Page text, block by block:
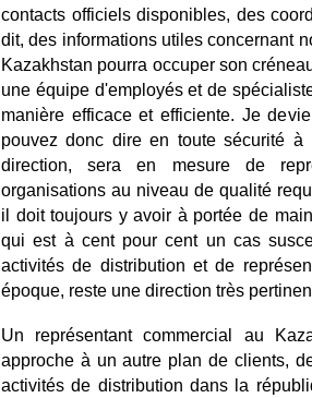
contacts officiels disponibles, des
dit, des informations utiles concernant
Kazakhstan pourra occuper son
une équipe d'employés et de
manière efficace et efficiente. Je
pouvez donc dire en toute sécurité
direction, sera en mesure de
organisations au niveau de qualité
il doit toujours y avoir à portée de
qui est à cent pour cent un cas
activités de distribution et de
époque, reste une direction très
Un représentant commercial au
approche à un autre plan de clients,
activités de distribution dans la